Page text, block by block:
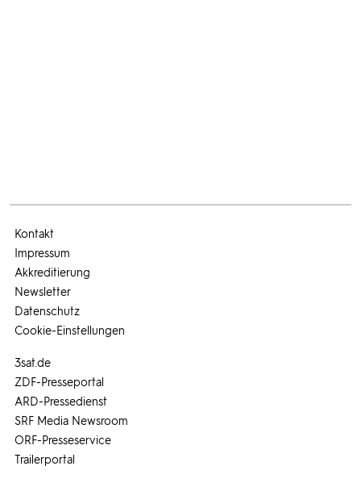
3sat.de
ZDF-Presseportal
ARD-Pressedienst
SRF Media Newsroom
ORF-Presseservice
Trailerportal
Kontakt
Impressum
Akkreditierung
Newsletter
Datenschutz
Cookie-Einstellungen